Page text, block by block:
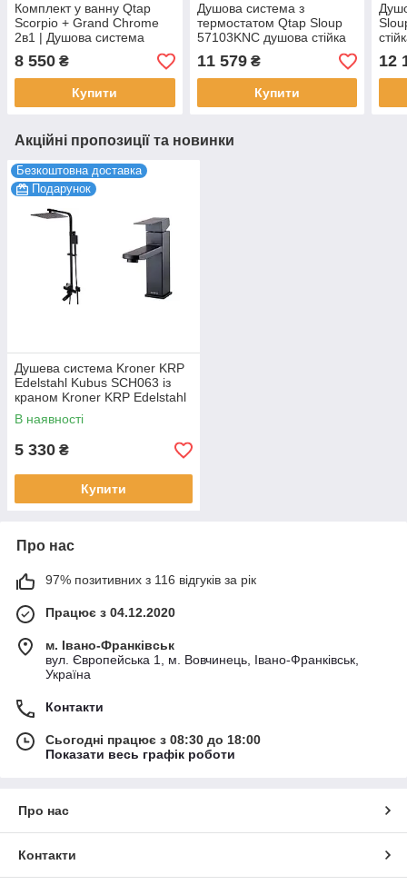
Комплект у ванну Qtap
Scorpio + Grand Chrome
2в1 | Душова система
прихованого монтажу +
змішувач для раковини
Qtap
8 550 ₴
Купити
Душова система з
термостатом Qtap Sloup
57103KNC душова стійка
зі змішувачем і верхнім
душем
11 579₴
Купити
12
Акційні пропозиції та новинки
Безкоштовна доставка
Подарунок
Душева система Kroner KRP
Edelstahl Kubus SCH063 із
краном Kroner KRP Edelstahl
Kubus SCH010 у наборі
В наявності
5 330 ₴
Купити
Про нас
97% позитивних з 116 відгуків за рік
Працює з 04.12.2020
м. Івано-Франківськ
вул. Європейська 1, м. Вовчинець, Івано-Франківськ,
Україна
Контакти
Сьогодні працює з 08:30 до 18:00
Показати весь графік роботи
Про нас
Контакти